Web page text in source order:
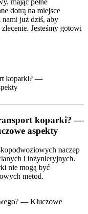
mając pełne
dotrą na miejsce
już dziś, aby
Jesteśmy gotowi
koparki? —
aspekty
naczep
i inżynieryjnych.
nie mogą być
metod.